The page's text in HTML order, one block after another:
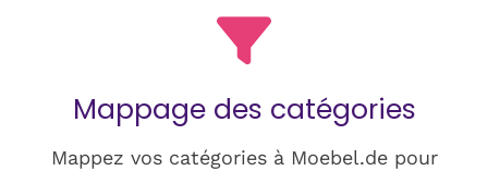
Mappage des catégories
Mappez vos catégories à Moebel.de pour